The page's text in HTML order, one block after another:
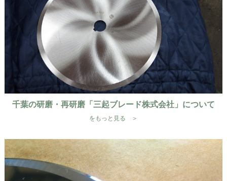
千葉の研磨・再研磨「三起ブレード株式会社」について
をもっと見る ＞